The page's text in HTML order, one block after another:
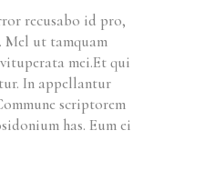
recusabo id pro,
ut tamquam
mei.Et qui
In appellantur
scriptorem
has. Eum ei